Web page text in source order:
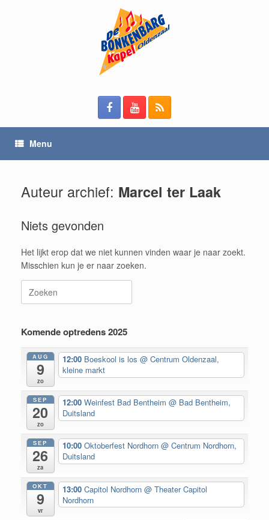
Menu
Auteur archief: Marcel ter Laak
Niets gevonden
Het lijkt erop dat we niet kunnen vinden waar je naar zoekt.
Misschien kun je er naar zoeken.
Zoeken
naar:
Komende optredens 2025
AUG
9
zo
12:00 Boeskool is los @ Centrum Oldenzaal,
kleine markt
SEP
20
zo
12:00 Weinfest Bad Bentheim @ Bad Bentheim,
Duitsland
SEP
26
za
10:00 Oktoberfest Nordhorn @ Centrum Nordhorn,
Duitsland
OKT
9
vr
13:00 Capitol Nordhorn @ Theater Capitol
Nordhorn